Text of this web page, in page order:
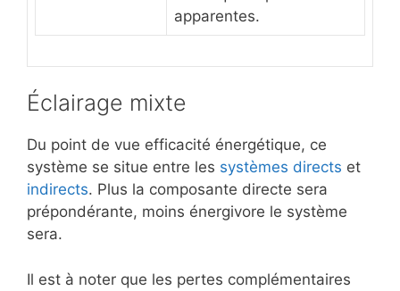
apparentes.
Éclairage mixte
Du point de vue efficacité énergétique, ce
système se situe entre les systèmes directs et
indirects. Plus la composante directe sera
prépondérante, moins énergivore le système
sera.
Il est à noter que les pertes complémentaires